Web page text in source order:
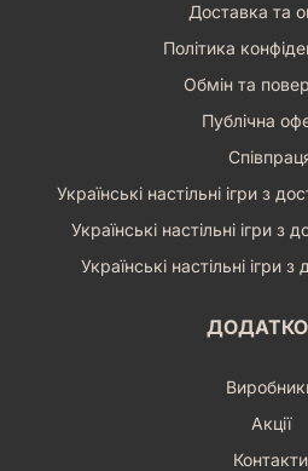
Доставка та
Політика
Обмін та
Публічна
Українські настільні ігри з
Українські настільні ігри
Українські настільні ігри
Акції
Контакти